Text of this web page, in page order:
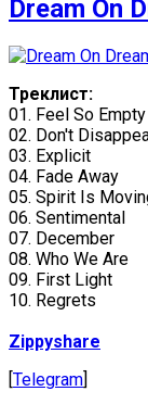
Dream On
Треклист:
01. Feel So Empty
02. Don't
03. Explicit
04. Fade Away
05. Spirit Is
06. Sentimental
07. December
08. Who We Are
09. First Light
10. Regrets
Zippyshare
[Telegram]